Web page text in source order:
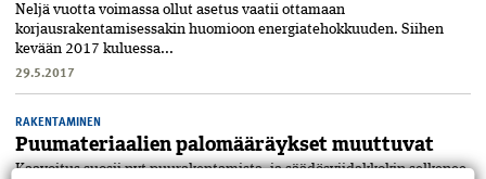
Neljä vuotta voimassa ollut asetus vaatii ottamaan
korjausrakentamisessakin huomioon energiatehokkuuden. Siihen
kevään 2017 kuluessa...
29.5.2017
RAKENTAMINEN
Puumateriaalien palomääräykset muuttuvat
Kaavoitus suosii nyt puurakentamista, ja säädösviidakkokin selkenee.